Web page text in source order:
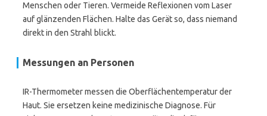
Menschen oder Tieren. Vermeide Reflexionen vom Laser
auf glänzenden Flächen. Halte das Gerät so, dass niemand
direkt in den Strahl blickt.
Messungen an Personen
IR-Thermometer messen die Oberflächentemperatur der
Haut. Sie ersetzen keine medizinische Diagnose. Für